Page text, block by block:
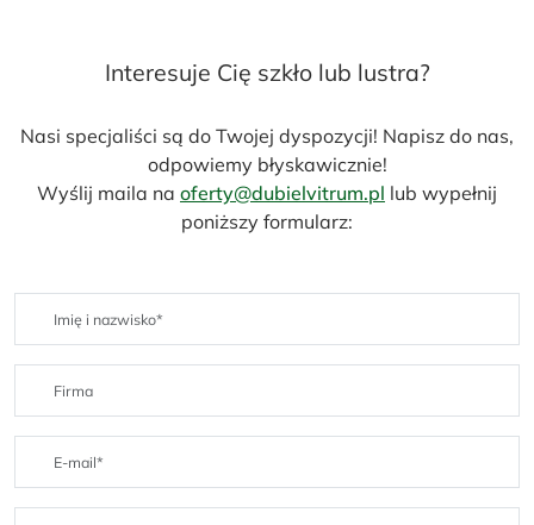
Interesuje Cię szkło lub lustra?
Nasi specjaliści są do Twojej dyspozycji! Napisz do nas,
odpowiemy błyskawicznie!
Wyślij maila na oferty@dubielvitrum.pl lub wypełnij
poniższy formularz: